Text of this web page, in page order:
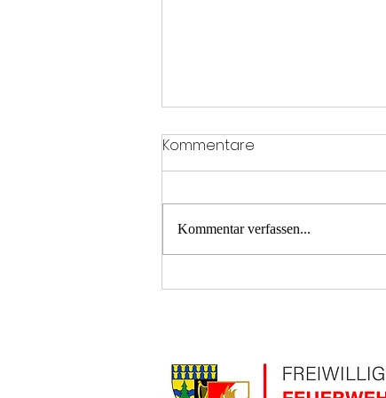
Kommentare
Kommentar verfassen...